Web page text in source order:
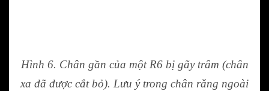
Hình 6. Chân gần của một R6 bị gãy trâm (chân
xa đã được cắt bỏ). Lưu ý trong chân răng ngoài